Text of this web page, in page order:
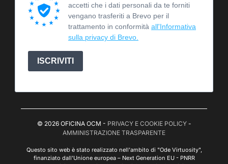
accetti che i dati personali da te forniti
vengano trasferiti a Brevo per il
trattamento in conformità all'Informativa
sulla privacy di Brevo.
ISCRIVITI
© 2026 OFICINA OCM - PRIVACY E COOKIE POLICY-
AMMINISTRAZIONE TRASPARENTE
Questo sito web è stato realizzato nell'ambito di "Ode Virtuosity",
finanziato dall'Unione europea – Next Generation EU - PNRR